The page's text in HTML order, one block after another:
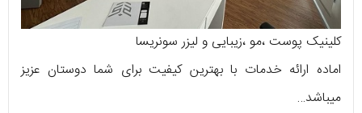
کلینیک پوست ،مو ،زیبایی و لیزر سونریسا
اماده ارائه خدمات با بهترین کیفیت برای شما دوستان عزیز
میباشد…